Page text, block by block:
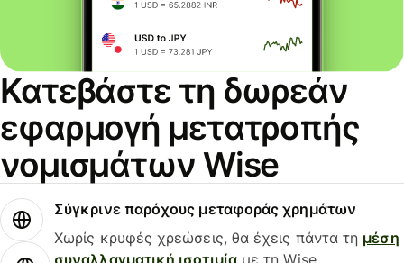
Κατεβάστε τη δωρεάν
εφαρμογή μετατροπής
νομισμάτων Wise
Σύγκρινε παρόχους μεταφοράς χρημάτων
Χωρίς κρυφές χρεώσεις, θα έχεις πάντα τη μέση
συναλλαγματική ισοτιμίαμε τη Wise.